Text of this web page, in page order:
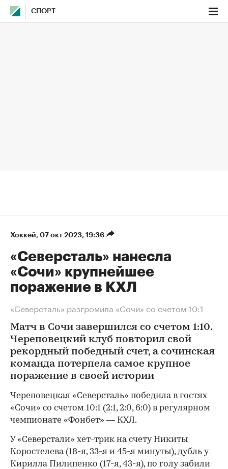
СПОРТ
Хоккей⁠, 07 окт 2023, 19:36
«Северсталь» нанесла
«Сочи» крупнейшее
поражение в КХЛ
«Северсталь» разгромила «Сочи» со счетом 10:1
Матч в Сочи завершился со счетом 1:10.
Череповецкий клуб повторил свой
рекордный победный счет, а сочинская
команда потерпела самое крупное
поражение в своей истории
Череповецкая «Северсталь» победила в гостях
«Сочи» со счетом 10:1 (2:1, 2:0, 6:0) в регулярном
чемпионате «Фонбет» — КХЛ.
У «Северстали» хет-трик на счету Никиты
Коростелева (18-я, 33-я и 45-я минуты), дубль у
Кирилла Пилипенко (17-я, 43-я), по голу забили